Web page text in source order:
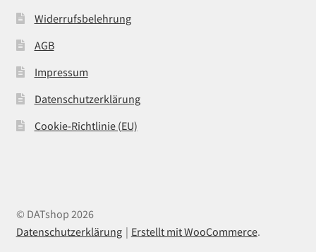
Widerrufsbelehrung
AGB
Impressum
Datenschutzerklärung
Cookie-Richtlinie (EU)
© DATshop 2026
Datenschutzerklärung
Erstellt mit WooCommerce.